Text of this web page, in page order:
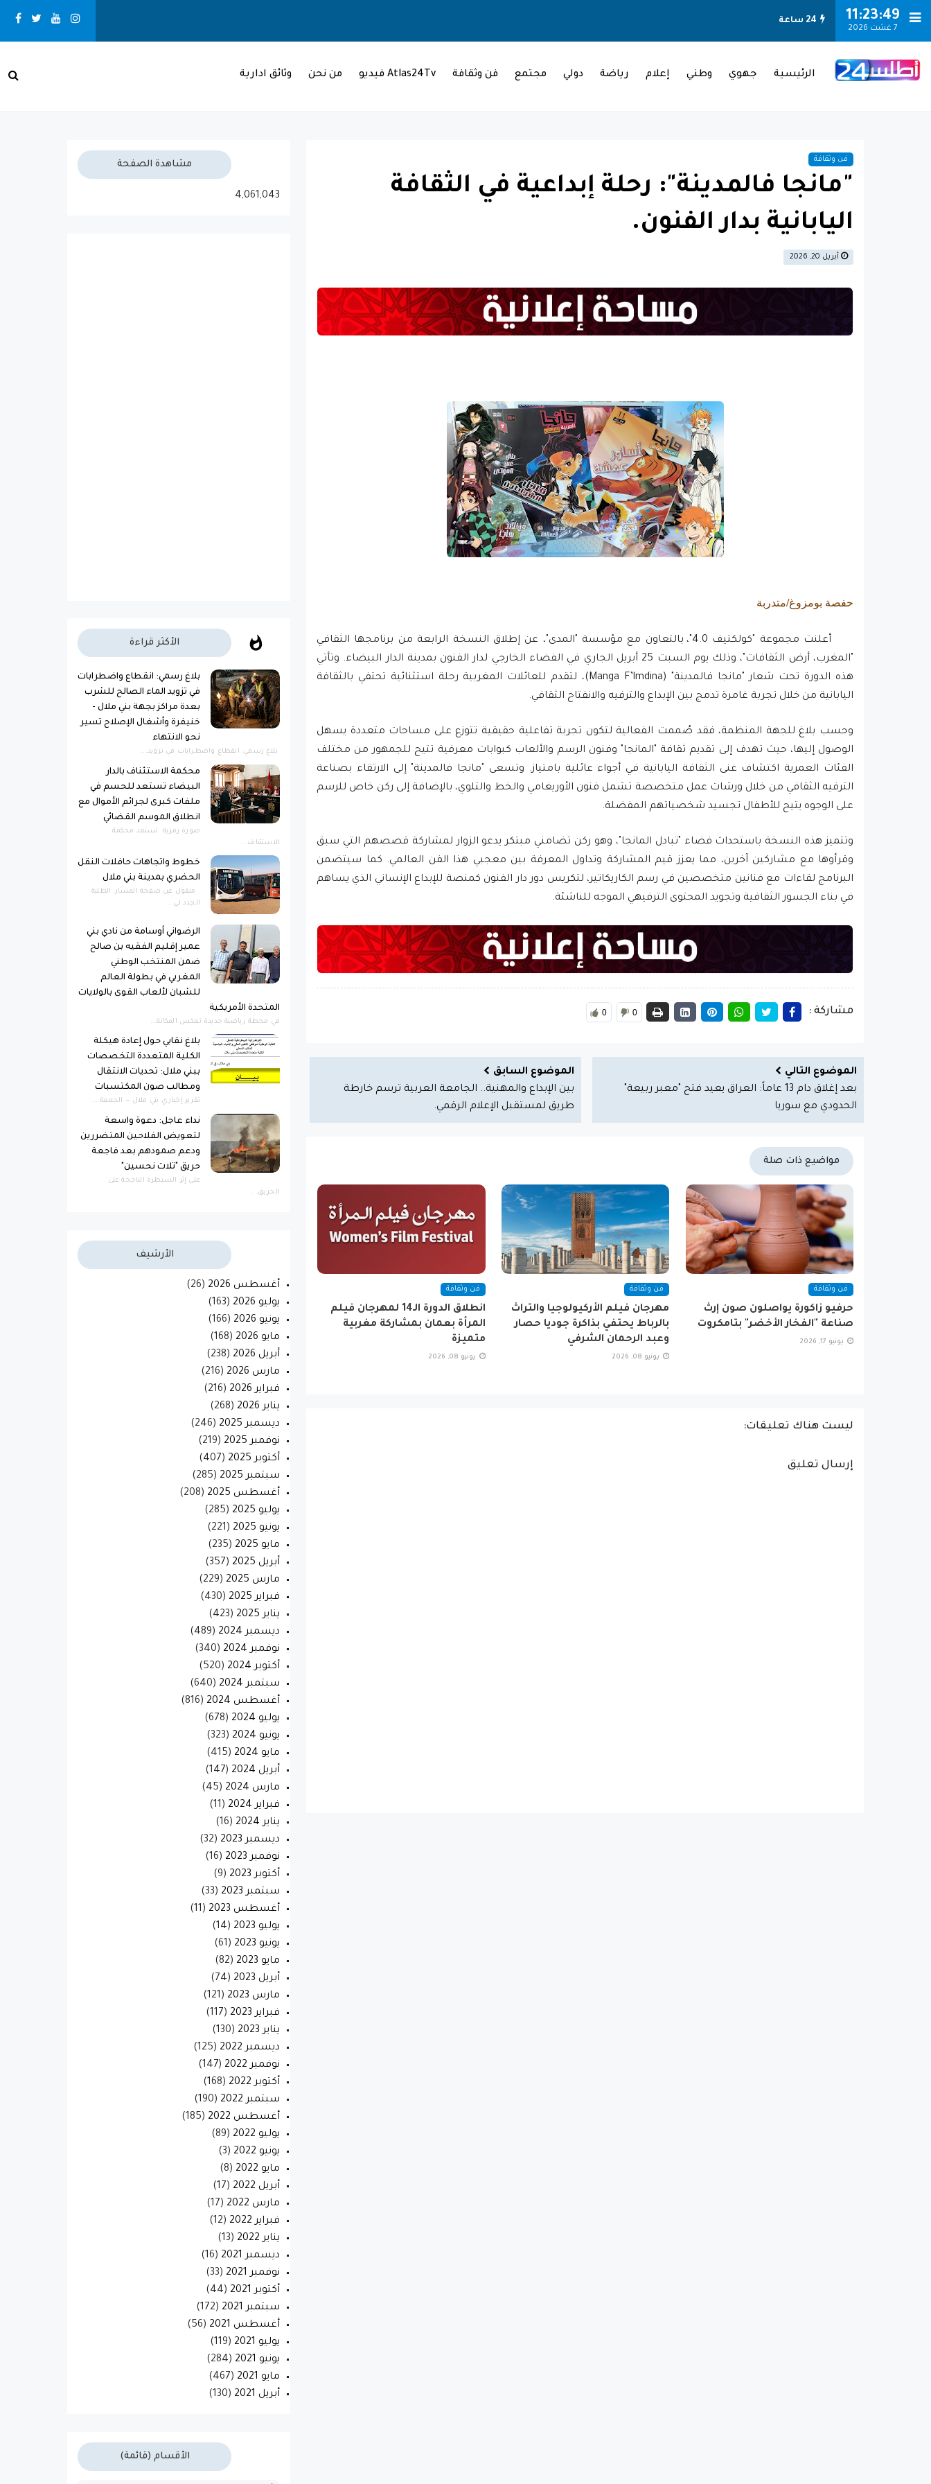
11:23:50
7 غشت 2026
24 ساعة
الرئيسية جهوي وطني إعلام رياضة دولي مجتمع فن وثقافة Atlas24Tv فيديو من نحن وثائق ادارية
فن وثقافة
"مانجا فالمدينة": رحلة إبداعية في الثقافة
اليابانية بدار الفنون.
أبريل 20, 2026
حفصة بومزوغ/متدربة
أعلنت مجموعة "كولكتيف 4.0"، بالتعاون مع مؤسسة "المدى"، عن إطلاق النسخة الرابعة من برنامجها الثقافي
"المغرب، أرض الثقافات"، وذلك يوم السبت 25 أبريل الجاري في الفضاء الخارجي لدار الفنون بمدينة الدار البيضاء. وتأتي
هذه الدورة تحت شعار "مانجا فالمدينة" (Manga F’lmdina)، لتقدم للعائلات المغربية رحلة استثنائية تحتفي بالثقافة
اليابانية من خلال تجربة غامرة تدمج بين الإبداع والترفيه والانفتاح الثقافي.
وحسب بلاغ للجهة المنظمة، فقد صُممت الفعالية لتكون تجربة تفاعلية حقيقية تتوزع على مساحات متعددة يسهل
الوصول إليها، حيث تهدف إلى تقديم ثقافة "المانجا" وفنون الرسم والألعاب كبوابات معرفية تتيح للجمهور من مختلف
الفئات العمرية اكتشاف غنى الثقافة اليابانية في أجواء عائلية بامتياز. وتسعى "مانجا فالمدينة" إلى الارتقاء بصناعة
الترفيه الثقافي من خلال ورشات عمل متخصصة تشمل فنون الأوريغامي والخط والتلوي، بالإضافة إلى ركن خاص للرسم
على الوجوه يتيح للأطفال تجسيد شخصياتهم المفضلة.
وتتميز هذه النسخة باستحداث فضاء "تبادل المانجا"، وهو ركن تضامني مبتكر يدعو الزوار لمشاركة قصصهم التي سبق
وقرأوها مع مشاركين آخرين، مما يعزز قيم المشاركة وتداول المعرفة بين معجبي هذا الفن العالمي. كما سيتضمن
البرنامج لقاءات مع فنانين متخصصين في رسم الكاريكاتير، لتكريس دور دار الفنون كمنصة للإبداع الإنساني الذي يساهم
في بناء الجسور الثقافية وتجويد المحتوى الترفيهي الموجه للناشئة.
مشاركة : 0 0
الموضوع التالي
بعد إغلاق دام 13 عاماً: العراق يعيد فتح "معبر ربيعة"
الحدودي مع سوريا
الموضوع السابق
بين الإبداع والمهنية.. الجامعة العربية ترسم خارطة
طريق لمستقبل الإعلام الرقمي.
مواضيع ذات صلة
فن وثقافة
حرفيو زاكورة يواصلون صون إرث
صناعة "الفخار الأخضر" بتامكروت
يونيو 17, 2026
فن وثقافة
مهرجان فيلم الأركيولوجيا والتراث
بالرباط يحتفي بذاكرة جوديا حصار
وعبد الرحمان الشرفي
يونيو 08, 2026
فن وثقافة
انطلاق الدورة الـ14 لمهرجان فيلم
المرأة بعمان بمشاركة مغربية
متميزة
يونيو 08, 2026
ليست هناك تعليقات:
إرسال تعليق
مشاهدة الصفحة
4,061,043
الأكثر قراءة
بلاغ رسمي: انقطاع واضطرابات
في تزويد الماء الصالح للشرب
بعدة مراكز بجهة بني ملال -
خنيفرة وأشغال الإصلاح تسير
نحو الانتهاء
بلاغ رسمي: انقطاع واضطرابات في تزويد...
محكمة الاستئناف بالدار
البيضاء تستعد للحسم في
ملفات كبرى لجرائم الأموال مع
انطلاق الموسم القضائي
صورة رمزية ​تستعد محكمة
الاستئناف...
خطوط واتجاهات حافلات النقل
الحضري بمدينة بني ملال
منقول عن صفحة المسار: الطلبة
الجدد لي...
الرضواني أوسامة من نادي بني
عمير إقليم الفقيه بن صالح
ضمن المنتخب الوطني
المغربي في بطولة العالم
للشبان لألعاب القوى بالولايات
المتحدة الأمريكية
​في محطة رياضية جديدة تعكس المكانة...
بلاغ نقابي حول إعادة هيكلة
الكلية المتعددة التخصصات
ببني ملال: تحديات الانتقال
ومطالب صون المكتسبات
​تقرير إخباري ​بني ملال — الجمعة ...
نداء عاجل: دعوة واسعة
لتعويض الفلاحين المتضررين
ودعم صمودهم بعد فاجعة
حريق "تلات نحسين"
​على إثر السيطرة الناجحة على
الحريق...
الأرشيف
أغسطس 2026
(26)
يوليو 2026
(163)
يونيو 2026
(166)
مايو 2026
(168)
أبريل 2026
(238)
مارس 2026
(216)
فبراير 2026
(216)
يناير 2026
(268)
ديسمبر 2025
(246)
نوفمبر 2025
(219)
أكتوبر 2025
(407)
سبتمبر 2025
(285)
أغسطس 2025
(208)
يوليو 2025
(285)
يونيو 2025
(221)
مايو 2025
(235)
أبريل 2025
(357)
مارس 2025
(229)
فبراير 2025
(430)
يناير 2025
(423)
ديسمبر 2024
(489)
نوفمبر 2024
(340)
أكتوبر 2024
(520)
سبتمبر 2024
(640)
أغسطس 2024
(816)
يوليو 2024
(678)
يونيو 2024
(323)
مايو 2024
(415)
أبريل 2024
(147)
مارس 2024
(45)
فبراير 2024
(11)
يناير 2024
(16)
ديسمبر 2023
(32)
نوفمبر 2023
(16)
أكتوبر 2023
(9)
سبتمبر 2023
(33)
أغسطس 2023
(11)
يوليو 2023
(14)
يونيو 2023
(61)
مايو 2023
(82)
أبريل 2023
(74)
مارس 2023
(121)
فبراير 2023
(117)
يناير 2023
(130)
ديسمبر 2022
(125)
نوفمبر 2022
(147)
أكتوبر 2022
(168)
سبتمبر 2022
(190)
أغسطس 2022
(185)
يوليو 2022
(89)
يونيو 2022
(3)
مايو 2022
(8)
أبريل 2022
(17)
مارس 2022
(17)
فبراير 2022
(12)
يناير 2022
(13)
ديسمبر 2021
(16)
نوفمبر 2021
(33)
أكتوبر 2021
(44)
سبتمبر 2021
(172)
أغسطس 2021
(56)
يوليو 2021
(119)
يونيو 2021
(284)
مايو 2021
(467)
أبريل 2021
(130)
الأقسام (قائمة)